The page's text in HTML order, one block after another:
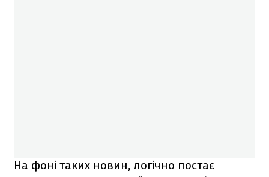
На фоні таких новин, логічно постає